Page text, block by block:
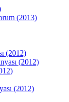
(2013)
(2012)
(2012)
(2012)